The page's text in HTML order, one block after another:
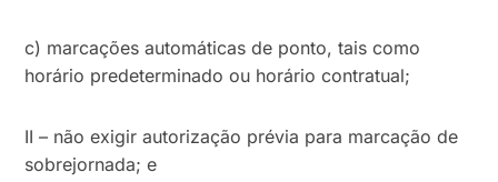
c) marcações automáticas de ponto, tais como
horário predeterminado ou horário contratual;
II – não exigir autorização prévia para marcação de
sobrejornada; e